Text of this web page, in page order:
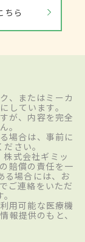
ちら
、またはミーカ
しています。
が、内容を完全
。
場合は、事前に
さい。
式会社ギミッ
賠償の責任を一
る場合には、お
ご連絡をいただ
用可能な医療機
報提供のもと、